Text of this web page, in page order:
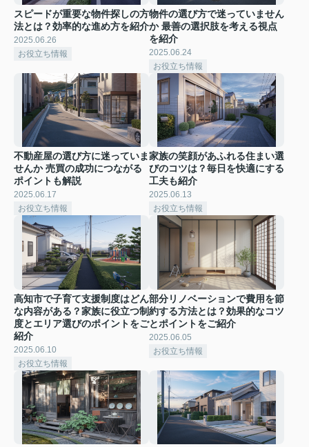
スピードが重要な物件探しの方
法とは？効率的な進め方を紹介
2025.06.26
お役立ち情報
物件の選び方で迷っていません
か 最善の選択肢を考える視点
を紹介
2025.06.24
お役立ち情報
不動産屋の選び方に迷っていま
せんか 売買の成功につながる
ポイントも解説
2025.06.17
お役立ち情報
家族の笑顔があふれる住まい選
びのコツは？毎日を快適にする
工夫も紹介
2025.06.13
お役立ち情報
高知市で子育て支援制度はどん
な内容がある？家族に役立つ制
度とエリア選びのポイントをご
紹介
2025.06.10
お役立ち情報
部分リノベーションで費用を節
約する方法とは？効果的なコツ
とポイントをご紹介
2025.06.05
お役立ち情報